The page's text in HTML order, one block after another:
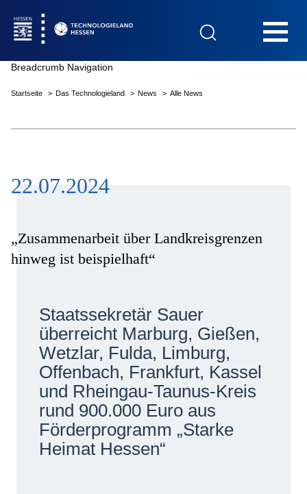
Das Technologieland
Innovationsfelder
Netzwerke
Breadcrumb Navigation
Startseite Das Technologieland News Alle News
22.07.2024
„Zusammenarbeit über Landkreisgrenzen
hinweg ist beispielhaft“
Staatssekretär Sauer
überreicht Marburg, Gießen,
Wetzlar, Fulda, Limburg,
Offenbach, Frankfurt, Kassel
und Rheingau-Taunus-Kreis
rund 900.000 Euro aus
Förderprogramm „Starke
Heimat Hessen“